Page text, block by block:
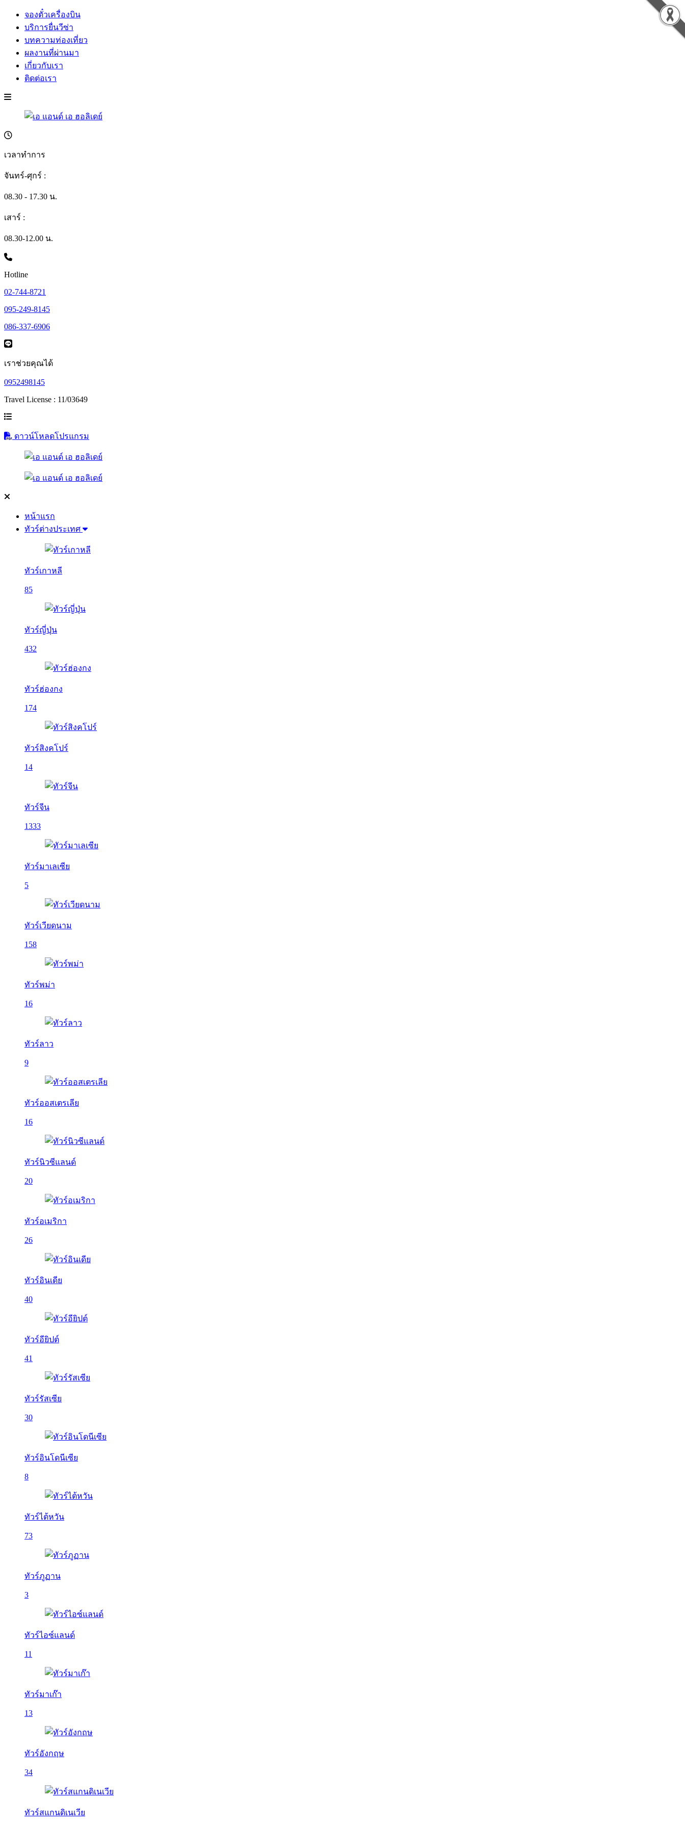
จองตั๋วเครื่องบิน
บริการยื่นวีซ่า
บทความท่องเที่ยว
ผลงานที่ผ่านมา
เกี่ยวกับเรา
ติดต่อเรา
เวลาทำการ
จันทร์-ศุกร์ :
08.30 - 17.30 น.
เสาร์ :
08.30-12.00 น.
Hotline
02-744-8721
095-249-8145
086-337-6906
เราช่วยคุณได้
0952498145
Travel License : 11/03649
ดาวน์โหลดโปรแกรม
หน้าแรก
ทัวร์ต่างประเทศ
ทัวร์เกาหลี
85
ทัวร์ญี่ปุ่น
432
ทัวร์ฮ่องกง
174
ทัวร์สิงคโปร์
14
ทัวร์จีน
1333
ทัวร์มาเลเซีย
5
ทัวร์เวียดนาม
158
ทัวร์พม่า
16
ทัวร์ลาว
9
ทัวร์ออสเตรเลีย
16
ทัวร์นิวซีแลนด์
20
ทัวร์อเมริกา
26
ทัวร์อินเดีย
40
ทัวร์อียิปต์
41
ทัวร์รัสเซีย
30
ทัวร์อินโดนีเซีย
8
ทัวร์ไต้หวัน
73
ทัวร์ภูฏาน
3
ทัวร์ไอซ์แลนด์
11
ทัวร์มาเก๊า
13
ทัวร์อังกฤษ
34
ทัวร์สแกนดิเนเวีย